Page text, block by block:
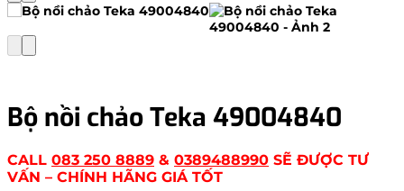
Bộ nồi chảo Teka 49004840
CALL 083 250 8889 & 0389488990 SẼ ĐƯỢC TƯ
VẤN – CHÍNH HÃNG GIÁ TỐT